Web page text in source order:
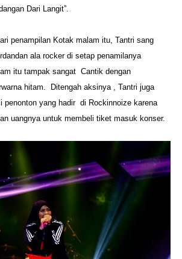
Dari Langit”.
penampilan Kotak malam itu, Tantri sang
ala rocker di setap penamilanya
itu tampak sangat Cantik dengan
hitam. Ditengah aksinya , Tantri juga
penonton yang hadir di Rockinnoize karena
uangnya untuk membeli tiket masuk konser.